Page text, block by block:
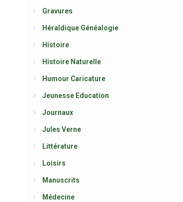
Gravures
Héraldique Généalogie
Histoire
Histoire Naturelle
Humour Caricature
Jeunesse Education
Journaux
Jules Verne
Littérature
Loisirs
Manuscrits
Médecine